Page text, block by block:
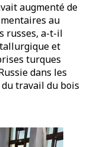
augmenté de
au
russes, a-t-il
et
turques
dans les
travail du bois